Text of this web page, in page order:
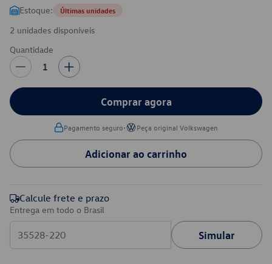
Estoque: Últimas unidades
2 unidades disponíveis
Quantidade
1
Comprar agora
Pagamento seguro• Peça original Volkswagen
Adicionar ao carrinho
Calcule frete e prazo
Entrega em todo o Brasil
Simular